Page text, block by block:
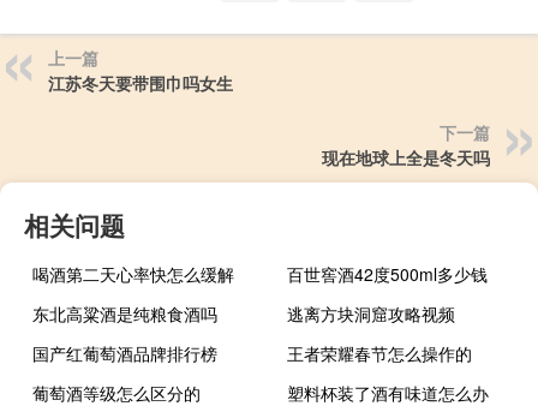
上一篇
江苏冬天要带围巾吗女生
下一篇
现在地球上全是冬天吗
相关问题
喝酒第二天心率快怎么缓解
百世窖酒42度500ml多少钱
东北高粱酒是纯粮食酒吗
逃离方块洞窟攻略视频
国产红葡萄酒品牌排行榜
王者荣耀春节怎么操作的
葡萄酒等级怎么区分的
塑料杯装了酒有味道怎么办